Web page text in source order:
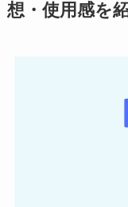
想・使用感を